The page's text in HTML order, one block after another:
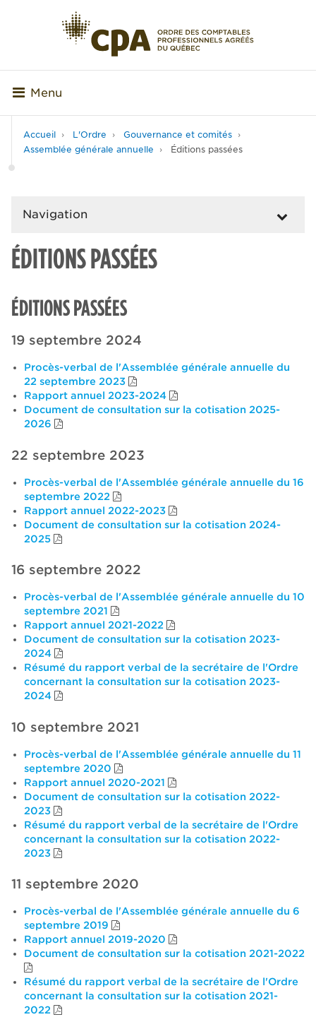
Menu
Accueil L'Ordre
Gouvernance et comités
Assemblée générale annuelle
Éditions passées
Navigation
ÉDITIONS PASSÉES
ÉDITIONS PASSÉES
19 septembre 2024
Procès-verbal de l'Assemblée générale annuelle du
22 septembre 2023
Rapport annuel 2023-2024
Document de consultation sur la cotisation 2025-
2026
22 septembre 2023
Procès-verbal de l'Assemblée générale annuelle du 16
septembre 2022
Rapport annuel 2022-2023
Document de consultation sur la cotisation 2024-
2025
16 septembre 2022
Procès-verbal de l'Assemblée générale annuelle du 10
septembre 2021
Rapport annuel 2021-2022
Document de consultation sur la cotisation 2023-
2024
Résumé du rapport verbal de la secrétaire de l'Ordre
concernant la consultation sur la cotisation 2023-
2024
10 septembre 2021
Procès-verbal de l'Assemblée générale annuelle du 11
septembre 2020
Rapport annuel 2020-2021
Document de consultation sur la cotisation 2022-
2023
Résumé du rapport verbal de la secrétaire de l'Ordre
concernant la consultation sur la cotisation 2022-
2023
11 septembre 2020
Procès-verbal de l'Assemblée générale annuelle du 6
septembre 2019
Rapport annuel 2019-2020
Document de consultation sur la cotisation 2021-2022
Résumé du rapport verbal de la secrétaire de l'Ordre
concernant la consultation sur la cotisation 2021-
2022